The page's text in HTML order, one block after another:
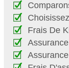
Frais De